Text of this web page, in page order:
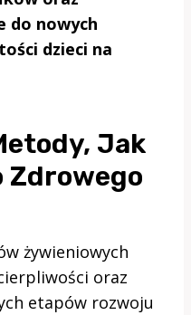
do nowych
dzieci na
Jak
Zdrowego
żywieniowych
oraz
etapów rozwoju